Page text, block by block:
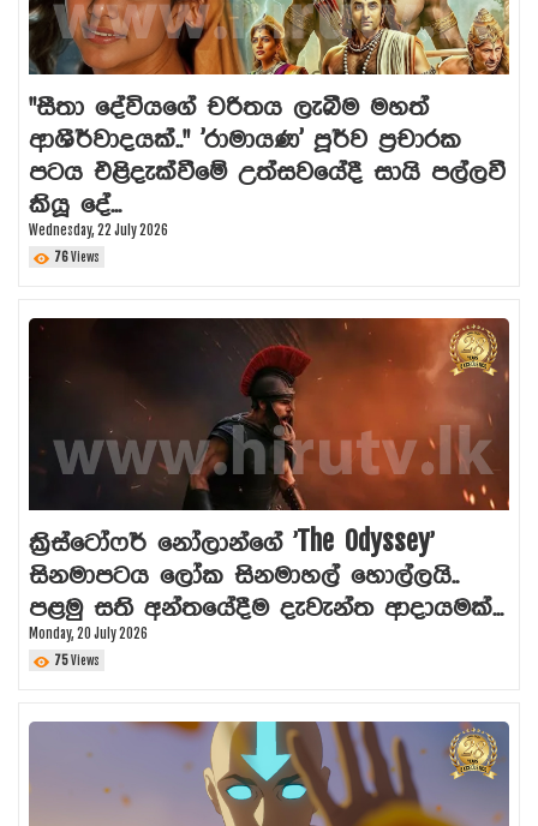
"සීතා දේවියගේ චරිතය ලැබීම මහත්
ආශීර්වාදයක්.." 'රාමායණ' පූර්ව ප්‍රචාරක
පටය එළිදැක්වීමේ උත්සවයේදී සායි පල්ලවී
කියූ දේ...
Wednesday, 22 July 2026
76Views
ක්‍රිස්ටෝෆර් නෝලාන්ගේ 'The Odyssey'
සිනමාපටය ලෝක සිනමාහල් හොල්ලයි..
පළමු සති අන්තයේදීම දැවැන්ත ආදායමක්...
Monday, 20 July 2026
75Views